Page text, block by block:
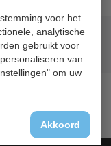
voor het
analytische
gebruikt voor
van
om uw
Akkoord